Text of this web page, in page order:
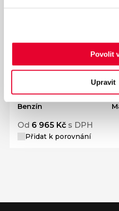
Povolit
Upravit
Ročník2026
DACIA Jogger
Palivo
Benzín
Od 6 965 Kč s DPH
Přidat k porovnání